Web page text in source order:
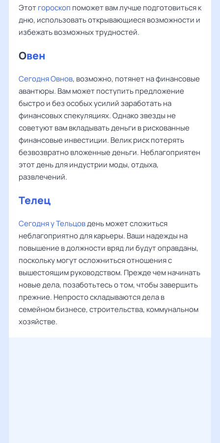
Этотгороскоп поможет вам лучше подготовиться к
дню, использовать открывающиеся возможности и
избежать возможных трудностей.
Овен
Сегодня Овнов, возможно, потянет на финансовые
авантюры. Вам может поступить предложение
быстро и без особых усилий заработать на
финансовых спекуляциях. Однако звезды не
советуют вам вкладывать деньги в рискованные
финансовые инвестиции. Велик риск потерять
безвозвратно вложенные деньги. Неблагоприятен
этот день для индустрии моды, отдыха,
развлечений.
Телец
Сегодня у Тельцовдень может сложиться
неблагоприятно для карьеры. Ваши надежды на
повышение в должности вряд ли будут оправданы,
поскольку могут осложниться отношения с
вышестоящим руководством. Прежде чем начинать
новые дела, позаботьтесь о том, чтобы завершить
прежние. Непросто складываются дела в
семейном бизнесе, строительства, коммунальном
хозяйстве.